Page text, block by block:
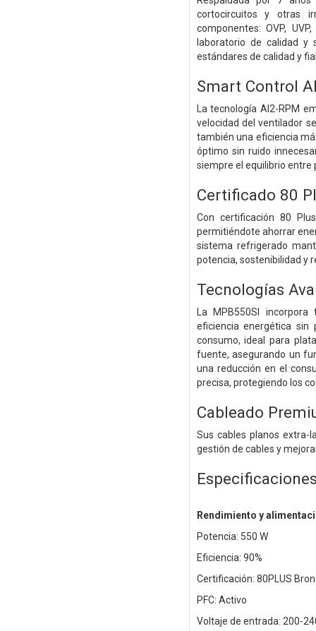
cortocircuitos y otras
componentes: OVP,
laboratorio de calidad y
estándares de calidad y
Smart Control
La tecnología AI2-RPM
velocidad del ventilador
también una eficiencia
óptimo sin ruido
siempre el equilibrio entre
Certificado 80
Con certificación 80
permitiéndote ahorrar
sistema refrigerado
potencia, sostenibilidad y
Tecnologías
La MPB550SI
eficiencia energética
consumo, ideal para
fuente, asegurando un
una reducción en el
precisa, protegiendo los
Cableado
Sus cables planos
gestión de cables y
Rendimiento y
Potencia: 550 W
Eficiencia: 90%
Certificación: 80PLUS
PFC: Activo
Voltaje de entrada: 200-